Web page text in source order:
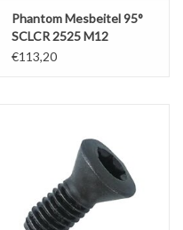
Phantom Mesbeitel 95°
SCLCR 2525 M12
€113,20